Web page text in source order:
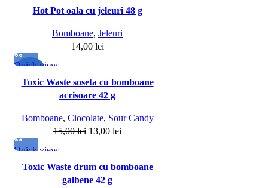
Hot Pot oala cu jeleuri 48 g
Bomboane, Jeleuri
14,00 lei
Quick view
Toxic Waste soseta cu bomboane
acrisoare 42 g
Bomboane, Ciocolate, Sour Candy
15,00lei 13,00 lei
Quick view
Toxic Waste drum cu bomboane
galbene 42 g